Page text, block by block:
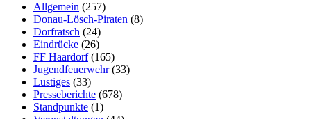
Allgemein (257)
Donau-Lösch-Piraten (8)
Dorfratsch (24)
Eindrücke (26)
FF Haardorf(165)
Jugendfeuerwehr(33)
Lustiges (33)
Presseberichte (678)
Standpunkte (1)